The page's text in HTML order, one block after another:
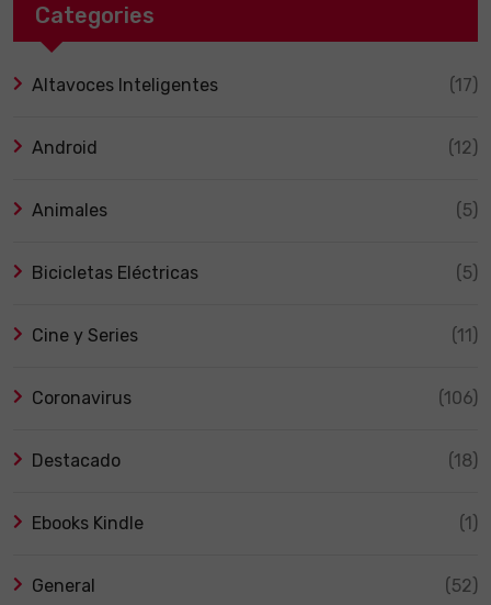
Categories
Altavoces Inteligentes (17)
Android (12)
Animales (5)
Bicicletas Eléctricas (5)
Cine y Series (11)
Coronavirus (106)
Destacado (18)
Ebooks Kindle (1)
General (52)